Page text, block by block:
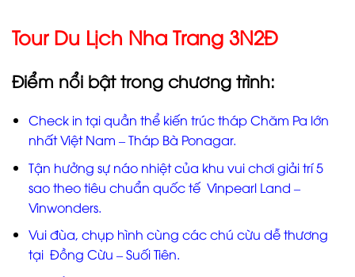
Tour Du Lịch Nha Trang 3N2Đ
Điểm nổi bật trong chương trình:
Check in tại quần thể kiến trúc tháp Chăm Pa lớn
nhất Việt Nam – Tháp Bà Ponagar.
Tận hưởng sự náo nhiệt của khu vui chơi giải trí 5
sao theo tiêu chuẩn quốc tế Vinpearl Land –
Vinwonders.
Vui đùa, chụp hình cùng các chú cừu dễ thương
tại Đồng Cừu – Suối Tiên.